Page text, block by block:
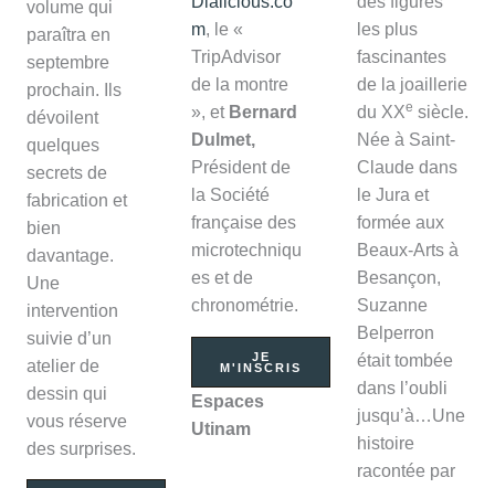
volume qui
paraîtra en
septembre
prochain. Ils
dévoilent
quelques
secrets de
fabrication et
bien
davantage.
Une
intervention
suivie d’un
atelier de
dessin qui
vous réserve
des surprises.
m, le «
TripAdvisor
de la montre
», et Bernard
Dulmet,
Président de
la Société
française des
microtechniqu
es et de
chronométrie.
JE
M'INSCRIS
Espaces
Utinam
les plus
fascinantes
de la joaillerie
du XXe siècle.
Née à Saint-
Claude dans
le Jura et
formée aux
Beaux-Arts à
Besançon,
Suzanne
Belperron
était tombée
dans l’oubli
jusqu’à…Une
histoire
racontée par